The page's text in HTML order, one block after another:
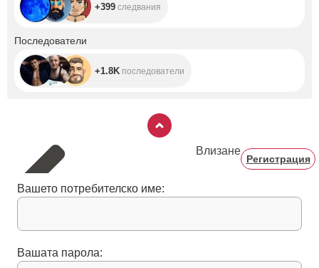
+399 следвания
Последователи
+1.8K последователи
Влизане
Регистрация
Вашето потребителско име:
Вашата парола: